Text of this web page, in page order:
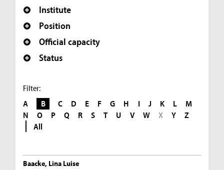
Institute
Position
Official capacity
Status
Filter:
A B C D E F G H I J K L
M
N
O P Q R S T U V W X Y
Z
All
Baacke, Lina Luise